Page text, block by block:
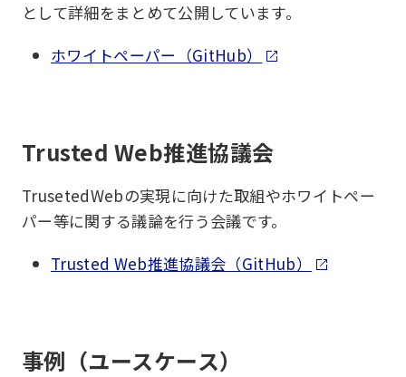
として詳細をまとめて公開しています。
ホワイトペーパー（GitHub）
Trusted Web推進協議会
TrusetedWebの実現に向けた取組やホワイトペー
パー等に関する議論を行う会議です。
Trusted Web推進協議会（GitHub）
事例（ユースケース）